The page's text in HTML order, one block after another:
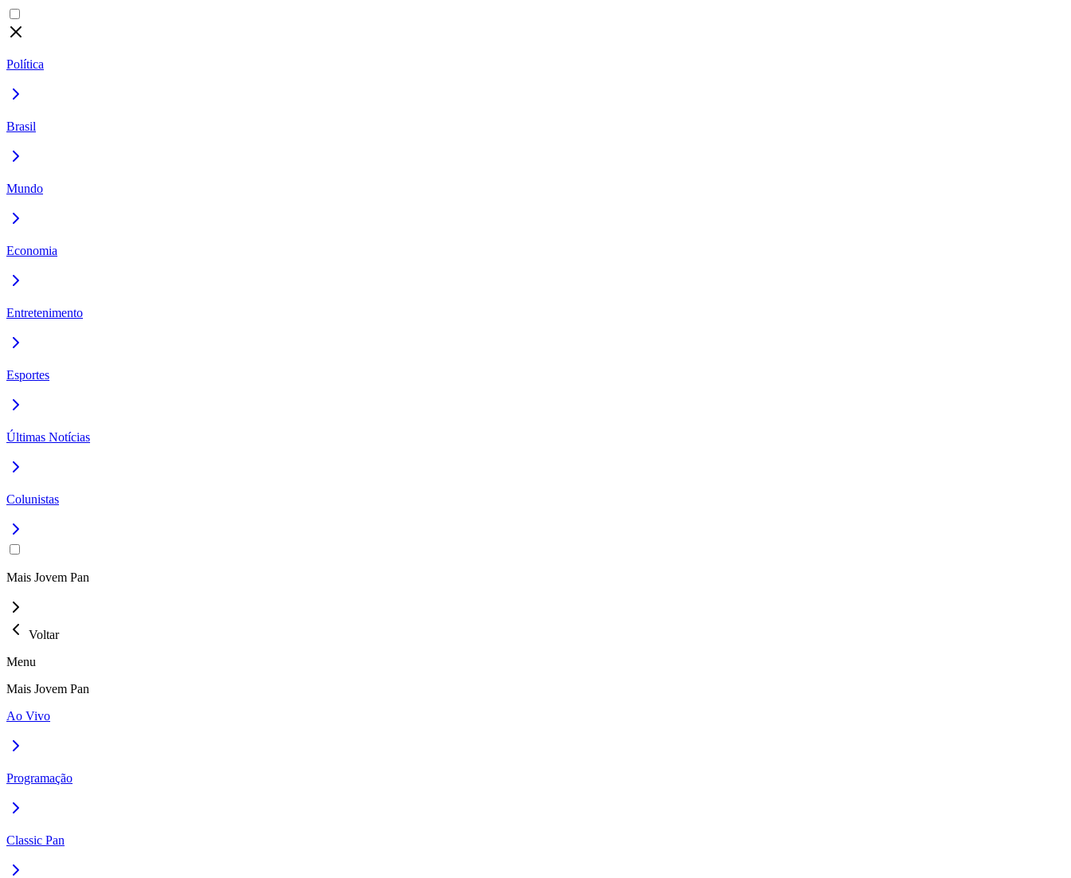
Política
Brasil
Mundo
Economia
Entretenimento
Esportes
Últimas Notícias
Colunistas
Mais Jovem Pan
Voltar
Menu
Mais Jovem Pan
Ao Vivo
Programação
Classic Pan